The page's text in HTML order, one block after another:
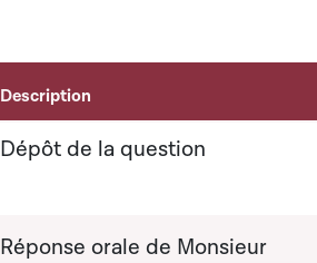
Description
Dépôt de la question
Réponse orale de Monsieur